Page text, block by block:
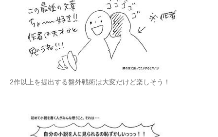
2作以上を提出する盤外戦術は大変だけど楽しそう！